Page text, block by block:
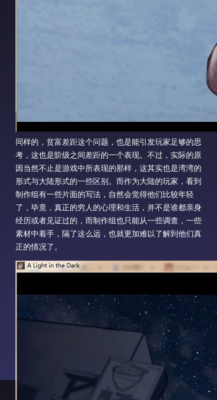
同样的，贫富差距这个问题，也是能引发玩家足够的思
考，这也是阶级之间差距的一个表现。不过，实际的原
因当然不止是游戏中所表现的那样，这其实也是湾湾的
形式与大陆形式的一些区别。而作为大陆的玩家，看到
制作组有一些片面的写法，自然会觉得他们比较年轻
了，毕竟，真正的穷人的心理和生活，并不是谁都亲身
经历或者见证过的，而制作组也只能从一些调查，一些
素材中着手，隔了这么远，也就更加难以了解到他们真
正的情况了。